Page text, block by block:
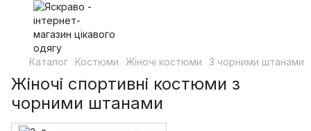
Каталог Костюми Жіночі костюми З чорними штанами
Жіночі спортивні костюми з
чорними штанами